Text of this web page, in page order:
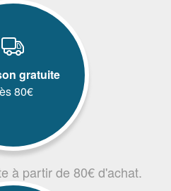
gratuite
80€
à partir de 80€ d'achat.